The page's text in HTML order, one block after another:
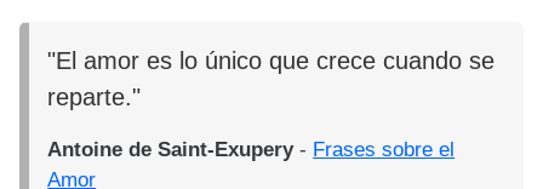
"El amor es lo único que crece cuando se
reparte."
Antoine de Saint-Exupery- Frases sobre el
Amor